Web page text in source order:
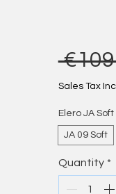
Sales Tax
Elero JA Soft
JA 09 Soft
Quantity *